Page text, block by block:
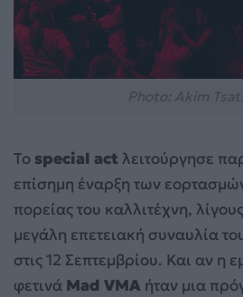
Το special act λειτούργησε
επίσημη έναρξη των
πορείας του καλλιτέχνη,
μεγάλη επετειακή συναυλία
στις 12 Σεπτεμβρίου. Και αν η
φετινά Mad VMA ήταν μια